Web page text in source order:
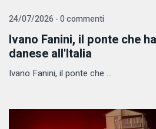
24/07/2026 - 0 commenti
Ivano Fanini, il ponte che
danese all'Italia
Ivano Fanini, il ponte che ...